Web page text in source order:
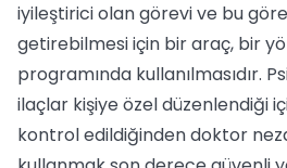
iyileştirici olan görevi ve bu
getirebilmesi için bir araç, bir
programında kullanılmasıdır.
ilaçlar kişiye özel düzenlendiği
kontrol edildiğinden doktor